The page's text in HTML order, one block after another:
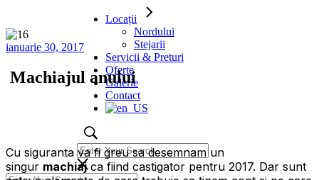
Locații
Nordului
Stejarii
Servicii & Preturi
Oferte
Galerie
Contact
ianuarie 30, 2017
Machiajul anului
Cu siguranta va fi greu sa desemnam un
singur machiajca fiind castigator pentru 2017. Dar sunt